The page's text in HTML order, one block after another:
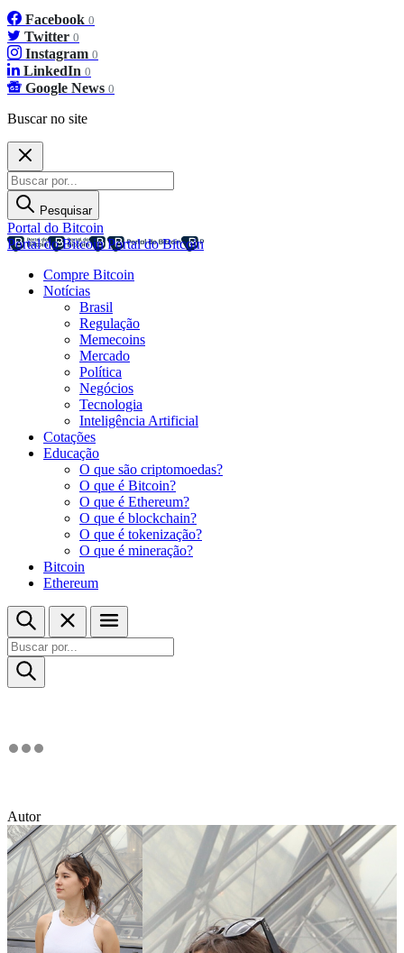
Facebook 0
Twitter 0
Instagram 0
LinkedIn 0
Google News 0
Buscar no site
Pesquisar
Portal do Bitcoin
Portal do BitcoinPortal do Bitcoin
Compre Bitcoin
Notícias
Brasil
Regulação
Memecoins
Mercado
Política
Negócios
Tecnologia
Inteligência Artificial
Cotações
Educação
O que são criptomoedas?
O que é Bitcoin?
O que é Ethereum?
O que é blockchain?
O que é tokenização?
O que é mineração?
Bitcoin
Ethereum
Autor